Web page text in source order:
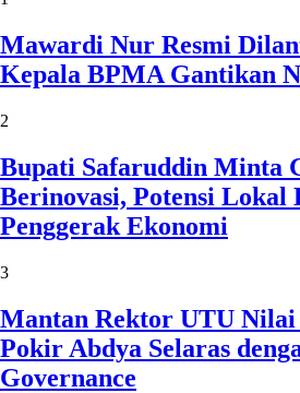
Mawardi Nur Resmi
Kepala BPMA Gantikan
2
Bupati Safaruddin Minta
Berinovasi, Potensi Lokal
Penggerak Ekonomi
3
Mantan Rektor UTU Nilai
Pokir Abdya Selaras
Governance